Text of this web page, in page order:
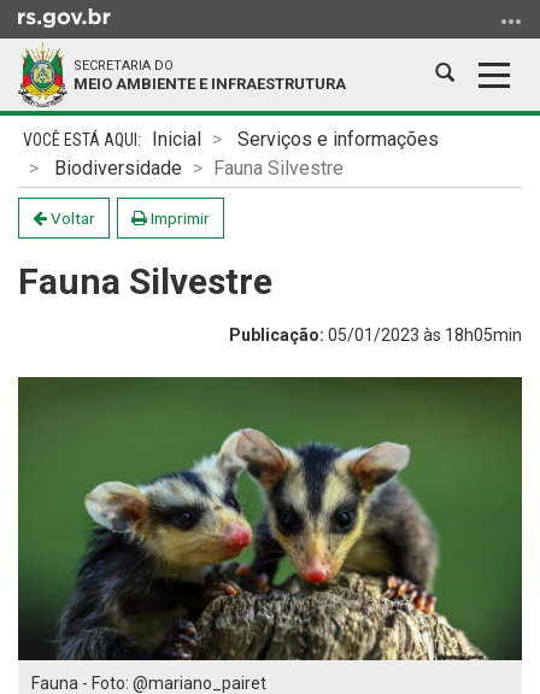
para
conteúdo
menu
para
SECRETARIA DO
MEIO AMBIENTE E INFRAESTRUTURA
Abrir
busca
Início
conteúdo
Inicial
Serviços e informações
Biodiversidade
Fauna Silvestre
Voltar Imprimir
Fauna Silvestre
Publicação: 05/01/2023 às 18h05min
Fauna - Foto: @mariano_pairet